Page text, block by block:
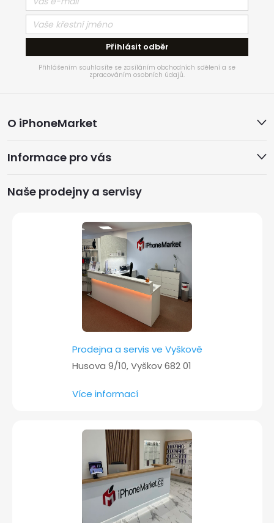
Přihlásit odběr
Přihlášením souhlasíte se zasíláním obchodních sdělení a se
zpracováním osobních údajů.
á
p
a
O iPhoneMarket
Informace pro vás
Naše prodejny a servisy
Prodejna a servis ve Vyškově
Husova 9/10, Vyškov 682 01
Více informací